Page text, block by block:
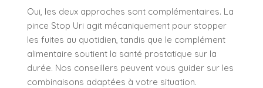
Oui, les deux approches sont complémentaires. La
pince Stop Uri agit mécaniquement pour stopper
les fuites au quotidien, tandis que le complément
alimentaire soutient la santé prostatique sur la
durée. Nos conseillers peuvent vous guider sur les
combinaisons adaptées à votre situation.